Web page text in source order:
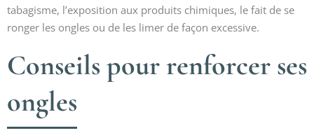
tabagisme, l’exposition aux produits chimiques, le fait de se
ronger les ongles ou de les limer de façon excessive.
Conseils pour renforcer ses
ongles